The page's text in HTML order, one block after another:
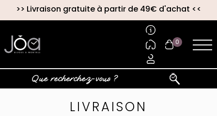
>> Livraison gratuite à partir de 49€ d'achat <<
0
LIVRAISON